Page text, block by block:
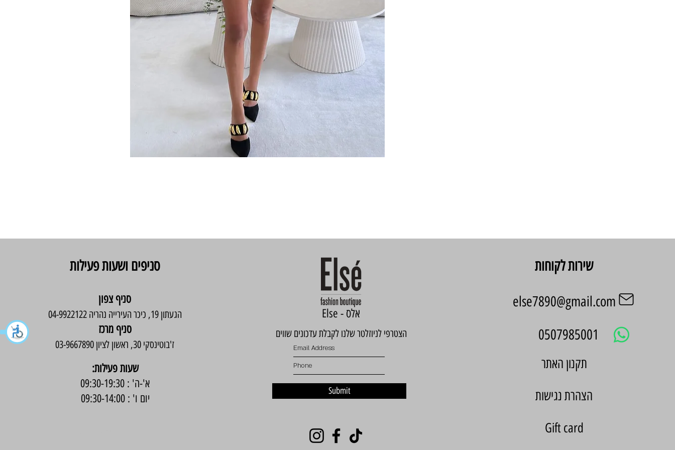
סניפים ושעות פעילות
סניף צפון
הגעתון 19, כיכר העירייה נהריה 04-9922122
סניף מרכז
ז'בוטינסקי 30, ראשון לציון 03-9667890
:שעות פעילות
א'-ה' : 09:30-19:30
יום ו' : 09:30-14:00
Else - אלס
הצטרפי לניוזלטר שלנו לקבלת עדכונים שווים
Submit
שירות לקוחות
else7890@gmail.com
0507985001
הצהרת נגישות
Gift card